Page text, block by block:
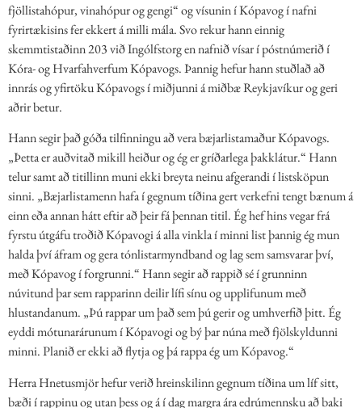
fjöllistahópur, vinahópur og gengi“ og vísunin í Kópavog í nafni
fyrirtækisins fer ekkert á milli mála. Svo rekur hann einnig
skemmtistaðinn 203 við Ingólfstorg en nafnið vísar í póstnúmerið í
Kóra- og Hvarfahverfum Kópavogs. Þannig hefur hann stuðlað að
innrás og yfirtöku Kópavogs í miðjunni á miðbæ Reykjavíkur og geri
aðrir betur.
Hann segir það góða tilfinningu að vera bæjarlistamaður Kópavogs.
„Þetta er auðvitað mikill heiður og ég er gríðarlega þakklátur.“ Hann
telur samt að titillinn muni ekki breyta neinu afgerandi í listsköpun
sinni. „Bæjarlistamenn hafa í gegnum tíðina gert verkefni tengt bænum á
einn eða annan hátt eftir að þeir fá þennan titil. Ég hef hins vegar frá
fyrstu útgáfu troðið Kópavogi á alla vinkla í minni list þannig ég mun
halda því áfram og gera tónlistarmyndband og lag sem samsvarar því,
með Kópavog í forgrunni.“ Hann segir að rappið sé í grunninn
núvitund þar sem rapparinn deilir lífi sínu og upplifunum með
hlustandanum. „Þú rappar um það sem þú gerir og umhverfið þitt. Ég
eyddi mótunarárunum í Kópavogi og bý þar núna með fjölskyldunni
minni. Planið er ekki að flytja og þá rappa ég um Kópavog.“
Herra Hnetusmjör hefur verið hreinskilinn gegnum tíðina um líf sitt,
bæði í rappinu og utan þess og á í dag margra ára edrúmennsku að baki